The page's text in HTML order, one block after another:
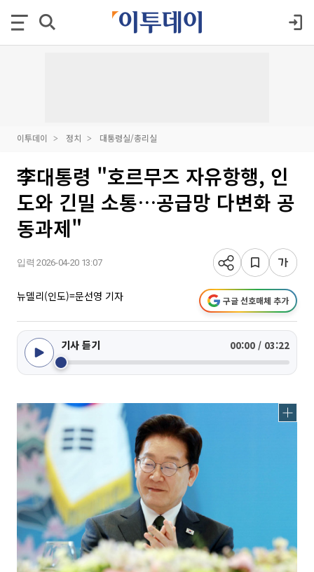
이투데이 정치 대통령실/총리실
李대통령 "호르무즈 자유항행, 인
도와 긴밀 소통…공급망 다변화 공
동과제"
입력 2026-04-20 13:07
뉴델리(인도)=문선영 기자 구글 선호매체 추가
기사 듣기 00:00 / 03:22